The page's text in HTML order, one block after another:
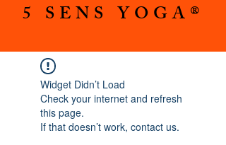
5 SENS YOGA®
Widget Didn’t Load
Check your internet and refresh
this page.
If that doesn’t work, contact us.